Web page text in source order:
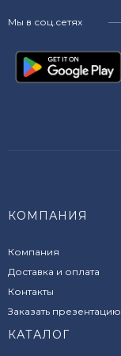
Мы в соц.сетях
КОМПАНИЯ
Компания
Доставка и оплата
Контакты
Заказать презентацию
КАТАЛОГ